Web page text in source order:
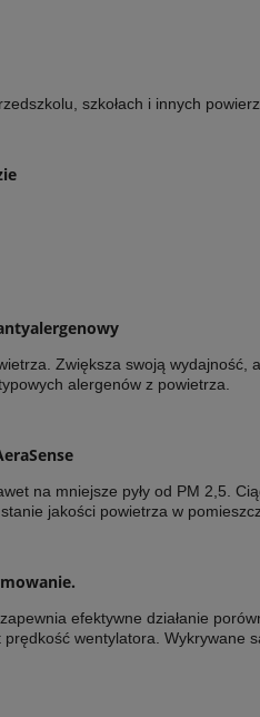
szkołach i innych
Zwiększa swoją wydajność,
alergenów z powietrza.
na mniejsze pyły od PM 2,5.
jakości powietrza w
efektywne działanie
wentylatora. Wykrywane